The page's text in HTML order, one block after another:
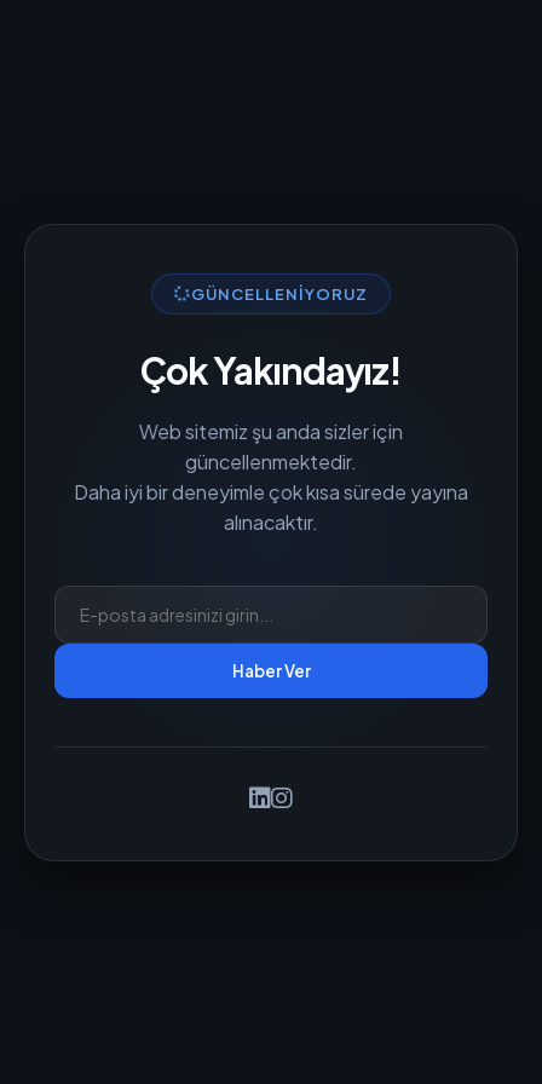
GÜNCELLENIYORUZ
Çok Yakındayız!
Web sitemiz şu anda sizler için
güncellenmektedir.
Daha iyi bir deneyimle çok kısa sürede yayına
alınacaktır.
Haber Ver